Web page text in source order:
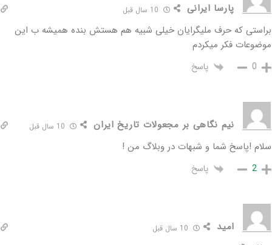
پارسا ایرانی
براستی که حرف ملیگرایان خیلی شبیه هم هستش بنده همیشه ب این
موضوعات فکر میکردم
0 پاسخ
نیم نگاهی بر مجعولات تاریخ ایران
سلام !پاسخ شما و شبهات در وبلاگ من !
2 پاسخ
امید